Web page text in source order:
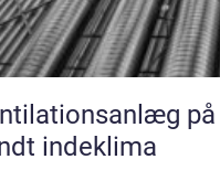
indeklima